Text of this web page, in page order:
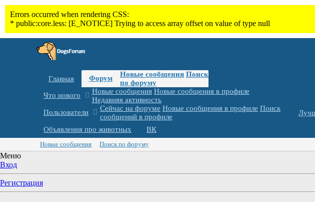
Главная Форум Новые сообщения Поиск
по форуму
Что нового
Новые сообщения Новые сообщения в профиле
Недавняя активность
Пользователи
Сейчас на форуме Новые сообщения в профиле Поиск
сообщений в профиле
Объявления про животных ВК
Новые сообщения Поиск по форуму
Меню
Вход
Регистрация